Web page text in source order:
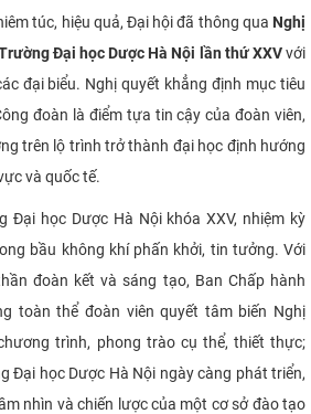
túc, hiệu quả, Đại hội đã thông qua Nghị
Đại học Dược Hà Nội lần thứ XXVvới
đại biểu. Nghị quyết khẳng định mục tiêu
đoàn là điểm tựa tin cậy của đoàn viên,
trên lộ trình trở thành đại học định hướng
và quốc tế.
Đại học Dược Hà Nội khóa XXV, nhiệm kỳ
bầu không khí phấn khởi, tin tưởng. Với
đoàn kết và sáng tạo, Ban Chấp hành
toàn thể đoàn viên quyết tâm biến Nghị
trình, phong trào cụ thể, thiết thực;
Đại học Dược Hà Nội ngày càng phát triển,
nhìn và chiến lược của một cơ sở đào tạo